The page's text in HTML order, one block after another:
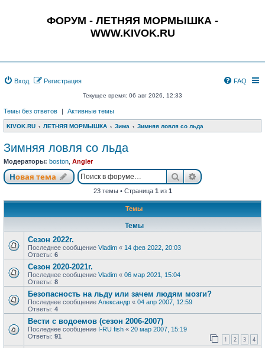
ФОРУМ - ЛЕТНЯЯ МОРМЫШКА -
WWW.KIVOK.RU
Вход Регистрация FAQ
Текущее время: 06 авг 2026, 12:33
Темы без ответов | Активные темы
KIVOK.RU ЛЕТНЯЯ МОРМЫШКА Зима Зимняя ловля со льда
Зимняя ловля со льда
Модераторы: boston Angler
Новая тема ПоискРасширенный
23 темы • Страница 1 из 1
Темы
Темы
Сезон 2022г.
Последнее сообщение Vladim « 14 фев 2022, 20:03
Ответы: 6
Сезон 2020-2021г.
Последнее сообщение Vladim « 06 мар 2021, 15:04
Ответы: 8
Безопасность на льду или зачем людям мозги?
Последнее сообщение Александр « 04 апр 2007, 12:59
Ответы: 4
Вести с водоемов (сезон 2006-2007)
Последнее сообщение I-RU fish « 20 мар 2007, 15:19
Ответы: 91 1 2 3 4